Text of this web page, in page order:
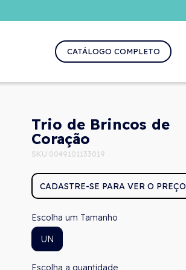
CATÁLOGO COMPLETO
Trio de Brincos de
Coração
SKU 0049101133019
CADASTRE-SE PARA VER O PREÇO
Tamanho
UN